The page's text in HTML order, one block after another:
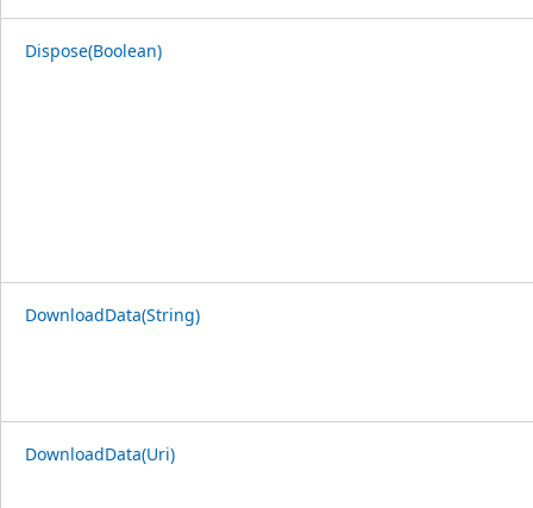
Dispose(Boolean)
DownloadData(String)
DownloadData(Uri)